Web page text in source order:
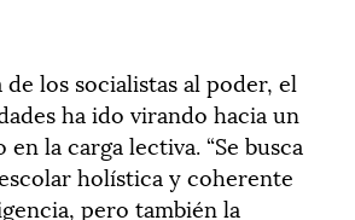
de los socialistas al poder, el
ha ido virando hacia un
la carga lectiva. “Se busca
holística y coherente
pero también la